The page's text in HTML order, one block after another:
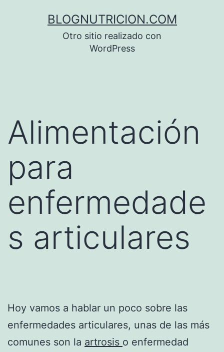
BLOGNUTRICION.COM
Otro sitio realizado con
WordPress
Alimentación
para
enfermedade
s articulares
Hoy vamos a hablar un poco sobre las
enfermedades articulares, unas de las más
comunes son la artrosis o enfermedad